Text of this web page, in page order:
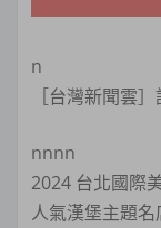
n
［台灣新聞雲
nnnn
2024 台北國際
人氣漢堡主題